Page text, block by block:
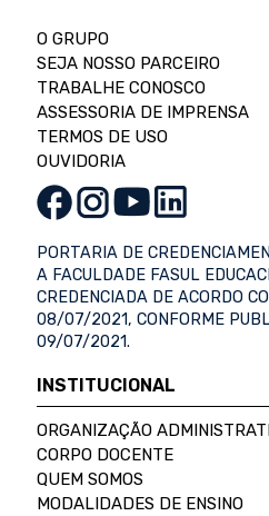
O GRUPO
SEJA NOSSO PARCEIRO
TRABALHE CONOSCO
ASSESSORIA DE IMPRENSA
TERMOS DE USO
OUVIDORIA
PORTARIA DE
A FACULDADE FASUL
CREDENCIADA DE ACORDO
08/07/2021, CONFORME
09/07/2021.
INSTITUCIONAL
ORGANIZAÇÃO
CORPO DOCENTE
QUEM SOMOS
MODALIDADES DE ENSINO